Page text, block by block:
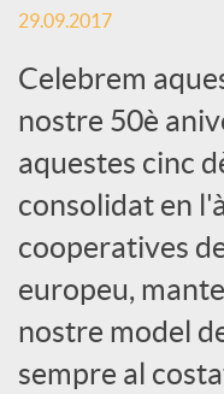
c
a
d
o
r
29.09.2017
Celebrem
nostre 50è
aquestes cinc
consolidat en
cooperatives
europeu,
nostre model
sempre al